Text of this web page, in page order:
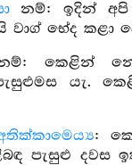
නම්: ඉදින් අපි
භේද කළා
කෙළින්
යැ.
:
පැසුළු දවස